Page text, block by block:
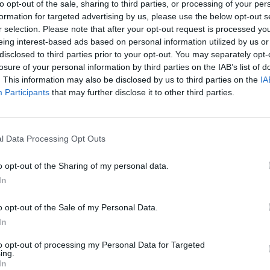
opt-out of the sale, sharing to third parties, or processing of your
for targeted advertising by us, please use the below opt-out
selection. Please note that after your opt-out request is processed
interest-based ads based on personal information utilized by us
to third parties prior to your opt-out. You may separately
of your personal information by third parties on the IAB’s list of
This information may also be disclosed by us to third parties on the
Participants that may further disclose it to other third parties.
Data Processing Opt Outs
opt-out of the Sharing of my personal data.
opt-out of the Sale of my Personal Data.
opt-out of processing my Personal Data for Targeted
a lakáspiac egyelőre töretlennek tűnő felfutása, az
híre egész biztosan elérte már azokat is, akik
lakásvásárlásban vagy eladásban. A piac hosszú
eladók százezreit késztette és készteti majd
iránt érdeklődőknek foglalta össze az idei évet
2026Új fejezet az építőiparban! Szakma, networking,
és jelentkezésAz elmúlt időszakban
is érzékelhették a lakásárakban bekövetkező jelentős
portfolio.hu hírarchívumához tartozik, melynek olvasása